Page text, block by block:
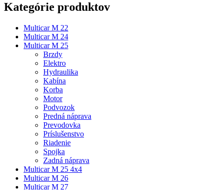
Kategórie produktov
Multicar M 22
Multicar M 24
Multicar M 25
Brzdy
Elektro
Hydraulika
Kabína
Korba
Motor
Podvozok
Predná náprava
Prevodovka
Príslušenstvo
Riadenie
Spojka
Zadná náprava
Multicar M 25 4x4
Multicar M 26
Multicar M 27